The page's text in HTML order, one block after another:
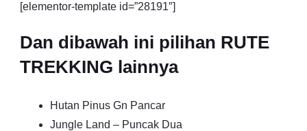
[elementor-template id=”28191″]
Dan dibawah ini pilihan RUTE
TREKKING lainnya
Hutan Pinus Gn Pancar
Jungle Land – Puncak Dua